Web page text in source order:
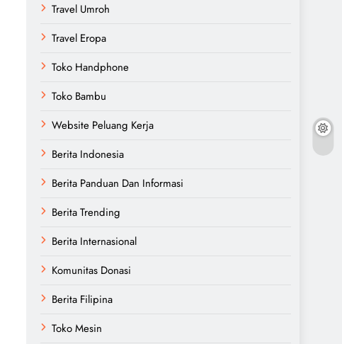
Travel Umroh
Travel Eropa
Toko Handphone
Toko Bambu
Website Peluang Kerja
Berita Indonesia
Berita Panduan Dan Informasi
Berita Trending
Berita Internasional
Komunitas Donasi
Berita Filipina
Toko Mesin